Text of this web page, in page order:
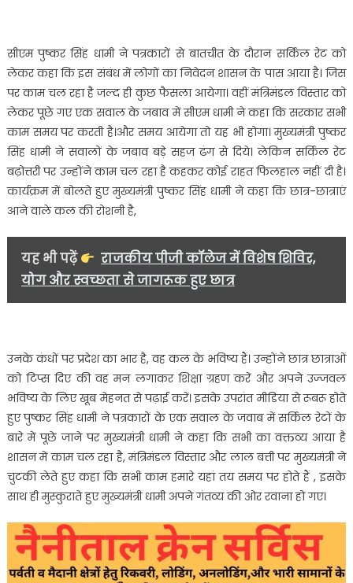
सीएम पुष्कर सिंह धामी ने पत्रकारों से बातचीत के दौरान सर्किल रेट को
लेकर कहा कि इस संबंध में लोगों का निवेदन शासन के पास आया है। जिस
पर काम चल रहा है जल्द ही कुछ फैसला आयेगा। वहीं मंत्रिमंडल विस्तार को
लेकर पूछे गए एक सवाल के जबाव में सीएम धामी ने कहा कि सरकार सभी
काम समय पर करती है।और समय आयेगा तो यह भी होगा। मुख्यमंत्री पुष्कर
सिंह धामी ने सवालों के जबाव बड़े सहज ढंग से दिये। लेकिन सर्किल रेट
बढ़ोत्तरी पर उन्होंने काम चल रहा है कहकर कोई राहत फिलहाल नहीं दी है।
कार्यक्रम में बोलते हुए मुख्यमंत्री पुष्कर सिंह धामी ने कहा कि छात्र-छात्राएं
आने वाले कल की रोशनी है,
यह भी पढ़ें
राजकीय पीजी कॉलेज में विशेष शिविर,
योग और स्वच्छता से जागरूक हुए छात्र
उनके कंधों पर प्रदेश का भार है, वह कल के भविष्य हैं। उन्होंने छात्र छात्राओं
को टिप्स दिए की वह मन लगाकर शिक्षा ग्रहण करें और अपने उज्जवल
भविष्य के लिए खूब मेहनत से पढ़ाई करें। इसके उपरांत मीडिया से रूबरू होते
हुए पुष्कर सिंह धामी ने पत्रकारों के एक सवाल के जवाब में सर्किल रेटों के
बारे में पूछे जाने पर मुख्यमंत्री धामी ने कहा कि सभी का वक्तव्य आया है
शासन में काम चल रहा है, मंत्रिमंडल विस्तार और लाल बत्ती पर मुख्यमंत्री ने
चुटकी लेते हुए कहा कि सभी काम हमारे यहां तय समय पर होते हैं , इसके
साथ ही मुस्कुराते हुए मुख्यमंत्री धामी अपने गंतव्य की ओर रवाना हो गए।